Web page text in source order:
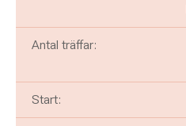
Antal träffar:
Start: